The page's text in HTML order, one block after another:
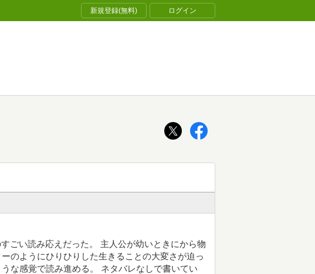
新規登録(無料) ログイン
ごい読み応えだった。 主人公が幼いときにから物
のようにひりひりした生きることの大変さが迫っ
な感覚で読み進める。 ネタバレなしで書いてい